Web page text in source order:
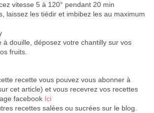
vitesse 5 à 120° pendant 20 min
laissez les tiédir et imbibez les au maximum
à douille, déposez votre chantilly sur vos
fruits.
recette vous pouvez vous abonner à
cet article) et vous recevrez vos recettes
facebook Ici
recettes salées ou sucrées sur le blog.